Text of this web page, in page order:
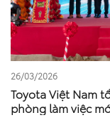
26/03/2026
Toyota Việt Nam
phòng làm việc